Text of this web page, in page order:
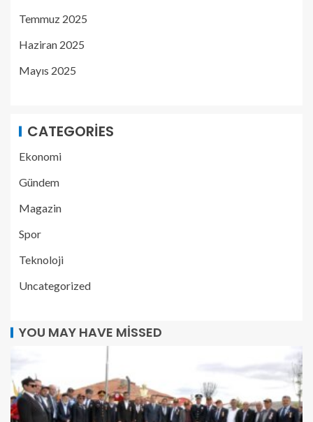
Temmuz 2025
Haziran 2025
Mayıs 2025
CATEGORIES
Ekonomi
Gündem
Magazin
Spor
Teknoloji
Uncategorized
YOU MAY HAVE MISSED